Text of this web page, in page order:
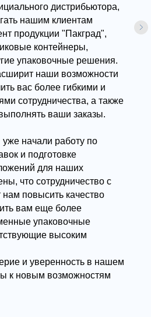
не только
упаковочную продукцию,
оборудование для запайки. В
представлены автоматические
произведенные как в
рубежом. Эти устройства
быструю и надежную
продукции, что позволяет
производительность
нашего оборудования
запаянные лотки, что
хранения и сохраняет
качества продуктов.
автоматические запайщики
в эксплуатации и легко
в любые производственные
небольшое предприятие или